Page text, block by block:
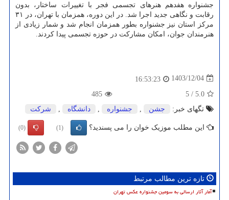
جشنواره هفدهم هنرهای تجسمی فجر با تغییرات ساختار، بدون
رقابت و نگاهی جدید اجرا شد. در این دوره، همزمان با تهران، در ۳۱
مرکز استان نیز جشنواره بطور همزمان انجام شد و شمار زیادی از
هنرمندان جوان، امکان مشارکت در حوزه تجسمی پیدا کردند.
1403/12/04
16:53:23
5.0
/
5
485
تگهای خبر:
جشن جشنواره دانشگاه شركت
این مطلب موزیک خوان را می پسندید؟ (1)
(0)
تازه ترین مطالب مرتبط
آمار آثار ارسالی به سومین جشنواره عکس تهران